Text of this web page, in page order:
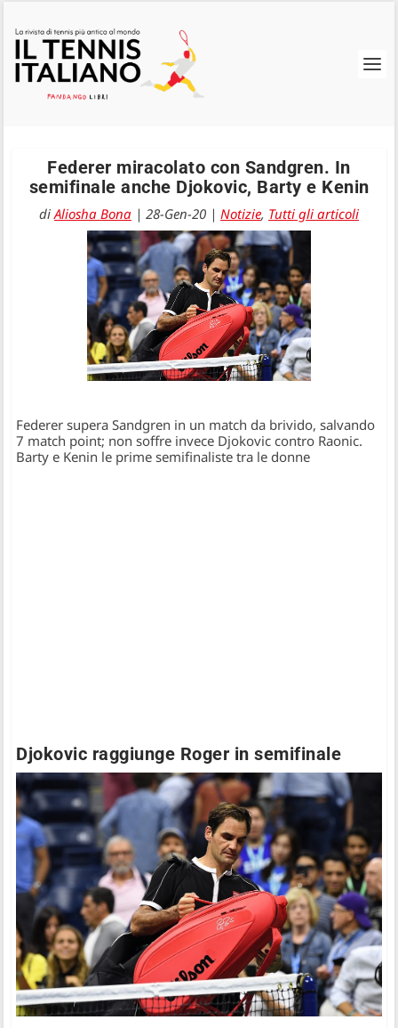
Federer miracolato con Sandgren. In
semifinale anche Djokovic, Barty e Kenin
diAliosha Bona | 28-Gen-20 | Notizie, Tutti gli articoli
Federer supera Sandgren in un match da brivido, salvando
7 match point; non soffre invece Djokovic contro Raonic.
Barty e Kenin le prime semifinaliste tra le donne
Djokovic raggiunge Roger in semifinale